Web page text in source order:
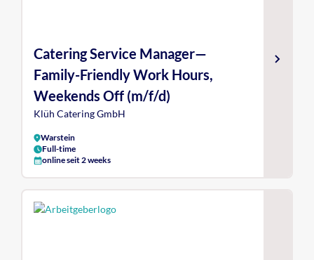
Catering Service Manager—
Family-Friendly Work Hours,
Weekends Off (m/f/d)
Klüh Catering GmbH
Warstein
Full-time
online seit 2 weeks